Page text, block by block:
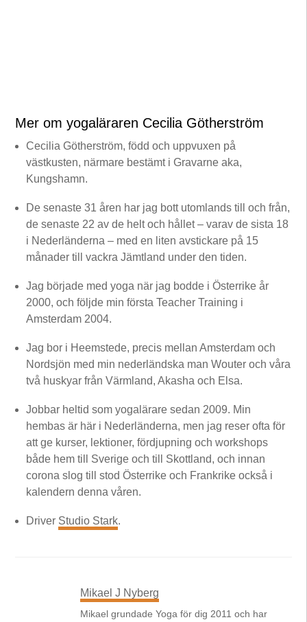
Mer om yogaläraren Cecilia Götherström
Cecilia Götherström, född och uppvuxen på
västkusten, närmare bestämt i Gravarne aka,
Kungshamn.
De senaste 31 åren har jag bott utomlands till och från,
de senaste 22 av de helt och hållet – varav de sista 18
i Nederländerna – med en liten avstickare på 15
månader till vackra Jämtland under den tiden.
Jag började med yoga när jag bodde i Österrike år
2000, och följde min första Teacher Training i
Amsterdam 2004.
Jag bor i Heemstede, precis mellan Amsterdam och
Nordsjön med min nederländska man Wouter och våra
två huskyar från Värmland, Akasha och Elsa.
Jobbar heltid som yogalärare sedan 2009. Min
hembas är här i Nederländerna, men jag reser ofta för
att ge kurser, lektioner, fördjupning och workshops
både hem till Sverige och till Skottland, och innan
corona slog till stod Österrike och Frankrike också i
kalendern denna våren.
Driver Studio Stark.
Mikael J Nyberg
Mikael grundade Yoga för dig 2011 och har